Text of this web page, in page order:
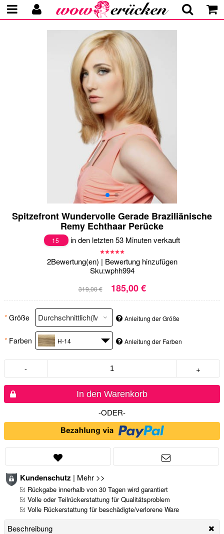
Spitzefront Wundervolle Gerade Braziliänische
Remy Echthaar Perücke
15 in den letzten 53 Minuten verkauft
2Bewertung(en) | Bewertung hinzufügen
Sku:wphh994
319,00 € 185,00 €
* Größe Anleitung der Größe
* Farben H-14 Anleitung der Farben
- +
In den Warenkorb
-ODER-
Kundenschutz | Mehr >>
Rückgabe innerhalb von 30 Tagen wird garantiert
Volle oder Teilrückerstattung für Qualitätsproblem
Volle Rückerstattung für beschädigte/verlorene Ware
Beschreibung